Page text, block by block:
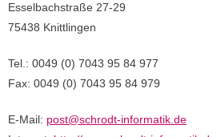
Esselbachstraße 27-29
75438 Knittlingen
Tel.: 0049 (0) 7043 95 84 977
Fax: 0049 (0) 7043 95 84 979
E-Mail: post@schrodt-informatik.de